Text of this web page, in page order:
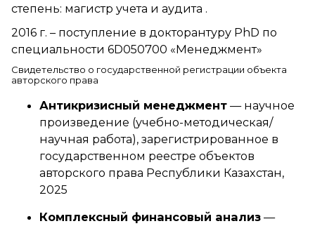
степень: магистр учета и аудита .
2016 г. – поступление в докторантуру PhD по
специальности 6D050700 «Менеджмент»
Свидетельство о государственной регистрации объекта
авторского права
Антикризисный менеджмент — научное
произведение (учебно-методическая/
научная работа), зарегистрированное в
государственном реестре объектов
авторского права Республики Казахстан,
2025
Комплексный финансовый анализ —